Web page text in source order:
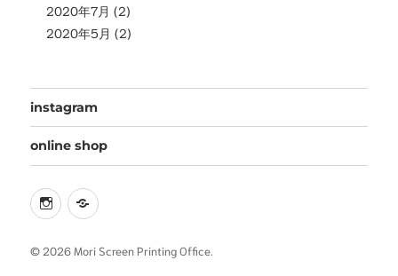
2020年7月 (2)
2020年5月 (2)
instagram
online shop
instagramonline
© 2026 Mori Screen Printing Office.